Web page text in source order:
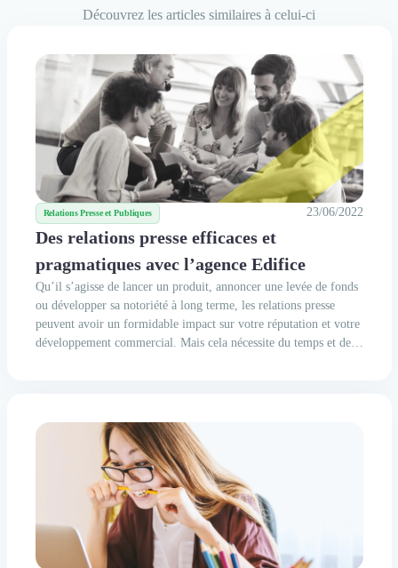
Découvrez les articles similaires à celui-ci
Relations Presse et Publiques 23/06/2022
Des relations presse efficaces et
pragmatiques avec l’agence Edifice
Qu’il s’agisse de lancer un produit, annoncer une levée de fonds
ou développer sa notoriété à long terme, les relations presse
peuvent avoir un formidable impact sur votre réputation et votre
développement commercial. Mais cela nécessite du temps et de